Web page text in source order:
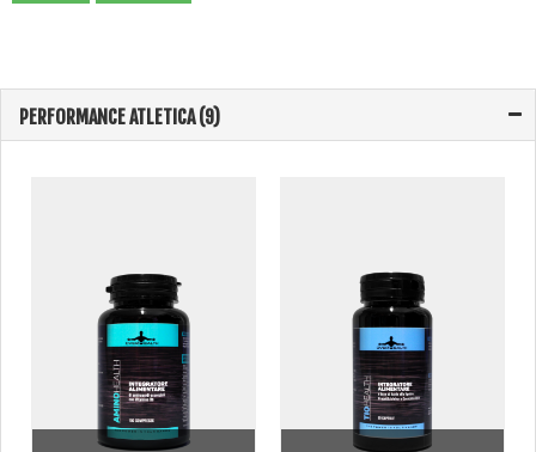
PERFORMANCE ATLETICA (9)